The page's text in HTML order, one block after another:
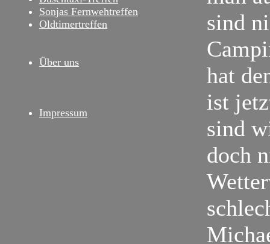
Sonjas Fernwehtreffen
Oldtimertreffen
Über uns
Impressum
sind
hat
ist
sind
doch